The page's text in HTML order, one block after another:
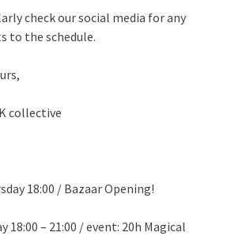
check our social media for any
to the schedule.
collective
18:00 / Bazaar Opening!
18:00 – 21:00 / event: 20h Magical